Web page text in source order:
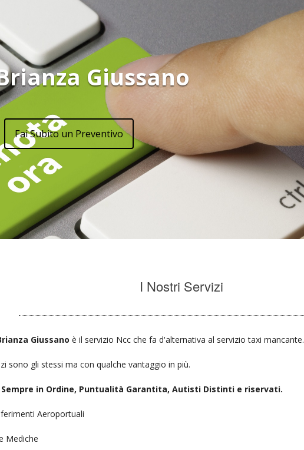
Giussano
Fai Subito un Preventivo
I Nostri Servizi
Giussanoè il servizio Ncc che fa d'alternativa al servizio taxi mancante.
sono gli stessi ma con qualche vantaggio in più.
in Ordine, Puntualità Garantita, Autisti Distinti e riservati.
Aeroportuali
Mediche